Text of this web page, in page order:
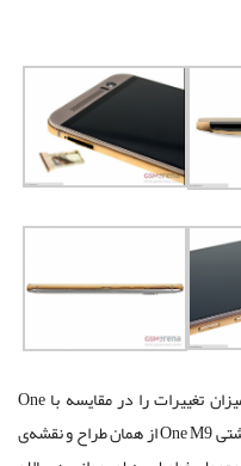
‌بیش‌ترین میزان تغییرات را در مقایسه با One
M8 ‌به خود دیده است. برای طراحی قسمت پشتی ‌One M9 از همان طراح و نقشه‌ی‌